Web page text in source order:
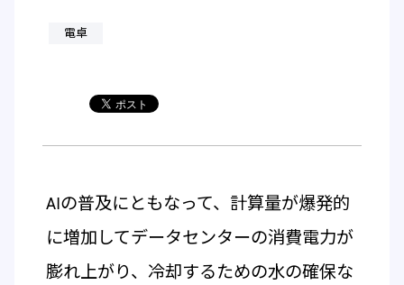
電卓
AIの普及にともなって、計算量が爆発的
に増加してデータセンターの消費電力が
膨れ上がり、冷却するための水の確保な